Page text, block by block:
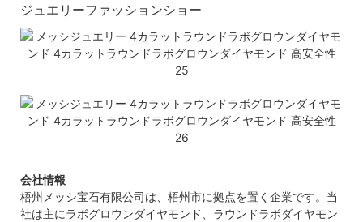
ジュエリーファッションショー
会社情報
梧州メッシ宝石有限公司は、梧州市に拠点を置く企業です。当
社は主にラボグロウンダイヤモンド、ラウンドラボダイヤモン